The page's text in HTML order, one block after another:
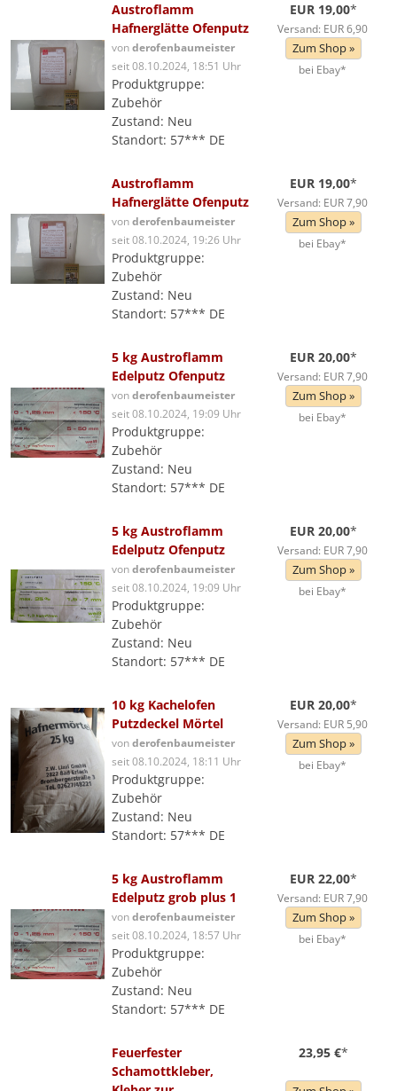
Austroflamm
Hafnerglätte Ofenputz
vonderofenbaumeister
seit 08.10.2024, 18:51 Uhr
Produktgruppe:
Zubehör
Zustand: Neu
Standort: 57*** DE
EUR 19,00*
Versand: EUR 6,90
Zum Shop »
bei Ebay*
Austroflamm
Hafnerglätte Ofenputz
vonderofenbaumeister
seit 08.10.2024, 19:26 Uhr
Produktgruppe:
Zubehör
Zustand: Neu
Standort: 57*** DE
EUR 19,00*
Versand: EUR 7,90
Zum Shop »
bei Ebay*
5 kg Austroflamm
Edelputz Ofenputz
vonderofenbaumeister
seit 08.10.2024, 19:09 Uhr
Produktgruppe:
Zubehör
Zustand: Neu
Standort: 57*** DE
EUR 20,00*
Versand: EUR 7,90
Zum Shop »
bei Ebay*
5 kg Austroflamm
Edelputz Ofenputz
vonderofenbaumeister
seit 08.10.2024, 19:09 Uhr
Produktgruppe:
Zubehör
Zustand: Neu
Standort: 57*** DE
EUR 20,00*
Versand: EUR 7,90
Zum Shop »
bei Ebay*
10 kg Kachelofen
Putzdeckel Mörtel
vonderofenbaumeister
seit 08.10.2024, 18:11 Uhr
Produktgruppe:
Zubehör
Zustand: Neu
Standort: 57*** DE
EUR 20,00*
Versand: EUR 5,90
Zum Shop »
bei Ebay*
5 kg Austroflamm
Edelputz grob plus 1
vonderofenbaumeister
seit 08.10.2024, 18:57 Uhr
Produktgruppe:
Zubehör
Zustand: Neu
Standort: 57*** DE
EUR 22,00*
Versand: EUR 7,90
Zum Shop »
bei Ebay*
Feuerfester
Schamottkleber,
23,95 €*